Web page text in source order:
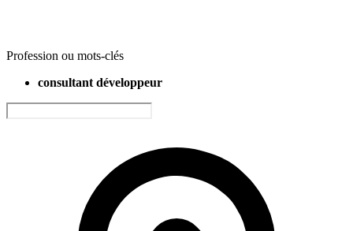
Profession ou mots-clés
consultant développeur